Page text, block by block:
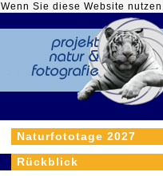
Wenn Sie diese Website
Naturfototage 2027
Rückblick